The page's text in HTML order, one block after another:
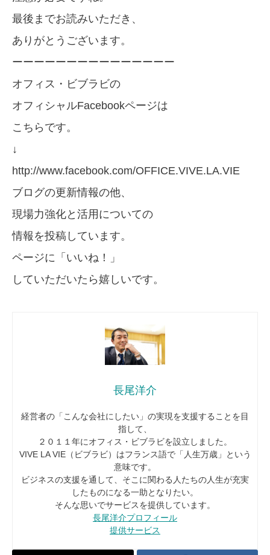
最後までお読みいただき、
ありがとうございます。
ーーーーーーーーーーーーーーー
オフィス・ビブラビの
オフィシャルFacebookページは
こちらです。
↓
http://www.facebook.com/OFFICE.VIVE.LA.VIE
ブログの更新情報の他、
現場力強化と活用についての
情報を投稿しています。
ページに「いいね！」
していただいたら嬉しいです。
長尾洋介
経営者の「こんな会社にしたい」の実現を支援することを目
指して、
２０１１年にオフィス・ビブラビを設立しました。
VIVE LA VIE（ビブラビ）はフランス語で「人生万歳」という
意味です。
ビジネスの支援を通して、そこに関わる人たちの人生が充実
したものになる一助となりたい。
そんな思いでサービスを提供しています。
長尾洋介プロフィール
提供サービス